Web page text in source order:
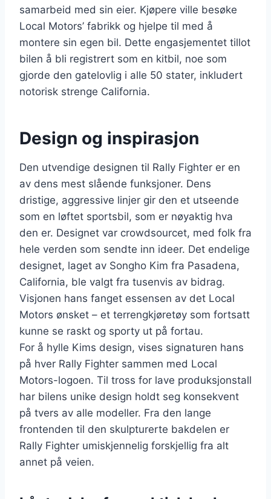
samarbeid med sin eier. Kjøpere ville besøke
Local Motors’ fabrikk og hjelpe til med å
montere sin egen bil. Dette engasjementet tillot
bilen å bli registrert som en kitbil, noe som
gjorde den gatelovlig i alle 50 stater, inkludert
notorisk strenge California.
Design og inspirasjon
Den utvendige designen til Rally Fighter er en
av dens mest slående funksjoner. Dens
dristige, aggressive linjer gir den et utseende
som en løftet sportsbil, som er nøyaktig hva
den er. Designet var crowdsourcet, med folk fra
hele verden som sendte inn ideer. Det endelige
designet, laget av Songho Kim fra Pasadena,
California, ble valgt fra tusenvis av bidrag.
Visjonen hans fanget essensen av det Local
Motors ønsket – et terrengkjøretøy som fortsatt
kunne se raskt og sporty ut på fortau.
For å hylle Kims design, vises signaturen hans
på hver Rally Fighter sammen med Local
Motors-logoen. Til tross for lave produksjonstall
har bilens unike design holdt seg konsekvent
på tvers av alle modeller. Fra den lange
frontenden til den skulpturerte bakdelen er
Rally Fighter umiskjennelig forskjellig fra alt
annet på veien.